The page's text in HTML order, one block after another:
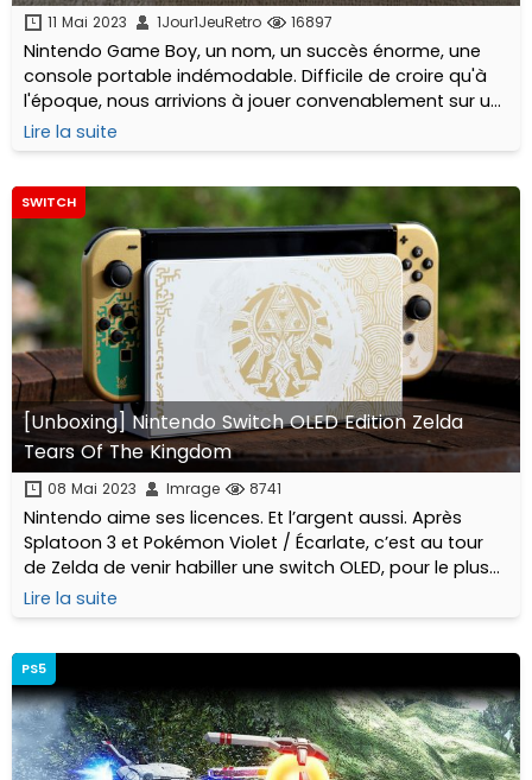
11 Mai 2023 1Jour1JeuRetro 16897
Nintendo Game Boy, un nom, un succès énorme, une
console portable indémodable. Difficile de croire qu'à
l'époque, nous arrivions à jouer convenablement sur un
écran monochrome et sans aucun rétro-éclairage, tout
ça pendant des heures sans nous plaindre !
Lire la suite
SWITCH
[Unboxing] Nintendo Switch OLED Edition Zelda
Tears Of The Kingdom
08 Mai 2023 Imrage 8741
Nintendo aime ses licences. Et l’argent aussi. Après
Splatoon 3 et Pokémon Violet / Écarlate, c’est au tour
de Zelda de venir habiller une switch OLED, pour le plus
grand plaisir de nos mirettes...
Lire la suite
PS5